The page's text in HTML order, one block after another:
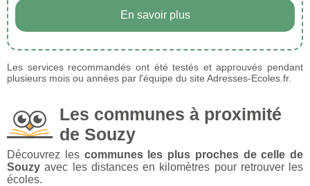
En savoir plus
Les services recommandés ont été testés et approuvés pendant
plusieurs mois ou années par l'équipe du site Adresses-Ecoles.fr.
Les communes à proximité
de Souzy
Découvrez les communes les plus proches de celle de
Souzy avec les distances en kilomètres pour retrouver les
écoles.